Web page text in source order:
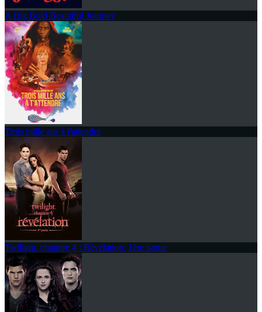
A Big Bold Beautiful Journey
Trois mille ans à t'attendre
Twilight, chapitre 4 : Révélation, 1ère partie